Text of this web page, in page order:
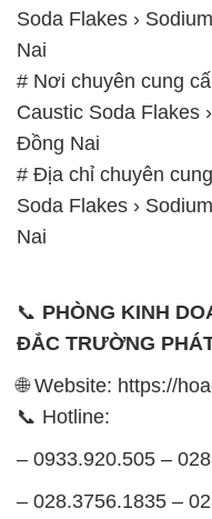
Soda Flakes ›
Nai
# Nơi chuyên cung
Caustic Soda Flakes
Đồng Nai
# Địa chỉ chuyên
Soda Flakes ›
Nai
📞 PHÒNG KINH
ĐẮC TRƯỜNG
🌐 Website: https://
📞 Hotline:
– 0933.920.505 –
– 028.3756.1835 –